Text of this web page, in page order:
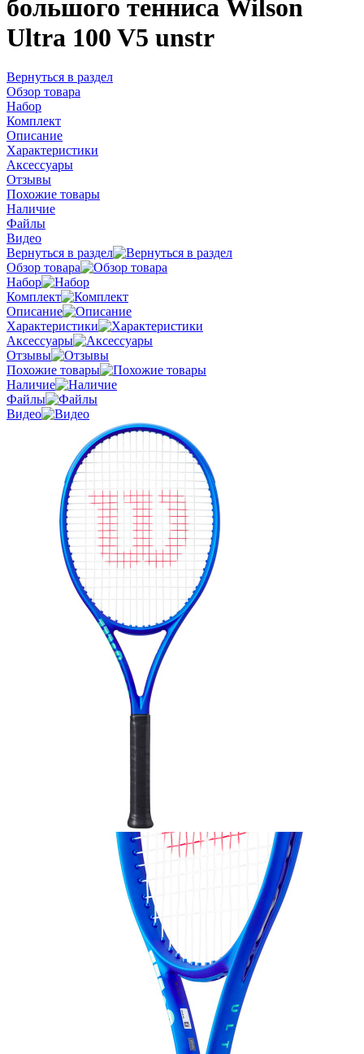
большого тенниса Wilson
Ultra 100 V5 unstr
Вернуться в раздел
Обзор товара
Набор
Комплект
Описание
Характеристики
Аксессуары
Отзывы
Похожие товары
Наличие
Файлы
Видео
Вернуться в раздел
Обзор товара
Набор
Комплект
Описание
Характеристики
Аксессуары
Отзывы
Похожие товары
Наличие
Файлы
Видео